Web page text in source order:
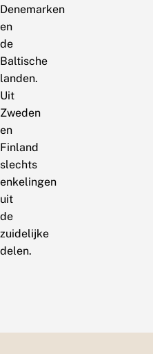
Denemarken
en
de
Baltische
landen.
Uit
Zweden
en
Finland
slechts
enkelingen
uit
de
zuidelijke
delen.